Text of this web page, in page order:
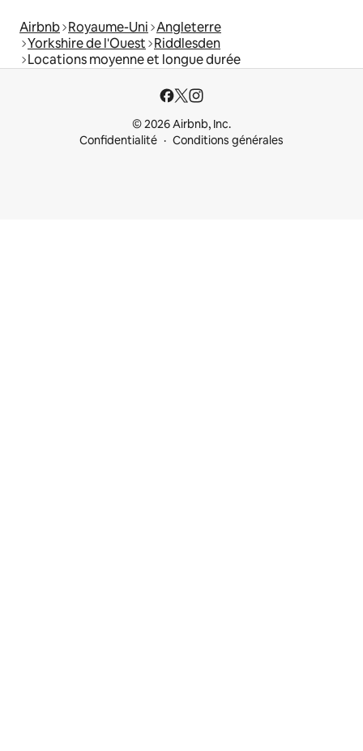
Airbnb Royaume-Uni Angleterre
Yorkshire de l'Ouest Riddlesden
Locations moyenne et longue durée
© 2026 Airbnb, Inc.
Confidentialité
Conditions générales